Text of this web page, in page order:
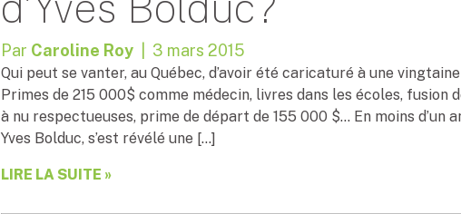
Par Caroline Roy | 3 mars 2015
Qui peut se vanter, au Québec, d’avoir été caricaturé à une
Primes de 215 000$ comme médecin, livres dans les écoles, fusion
à nu respectueuses, prime de départ de 155 000 $… En moins d’un
Yves Bolduc, s’est révélé une […]
LIRE LA SUITE »